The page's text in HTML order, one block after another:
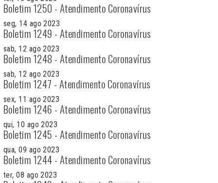
Boletim 1250 - Atendimento Coronavírus
seg, 14 ago 2023
Boletim 1249 - Atendimento Coronavírus
sab, 12 ago 2023
Boletim 1248 - Atendimento Coronavírus
sab, 12 ago 2023
Boletim 1247 - Atendimento Coronavírus
sex, 11 ago 2023
Boletim 1246 - Atendimento Coronavírus
qui, 10 ago 2023
Boletim 1245 - Atendimento Coronavírus
qua, 09 ago 2023
Boletim 1244 - Atendimento Coronavírus
ter, 08 ago 2023